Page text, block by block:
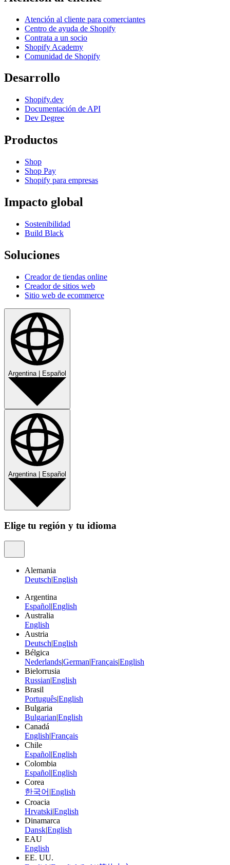
Atención al cliente para comerciantes
Centro de ayuda de Shopify
Contrata a un socio
Shopify Academy
Comunidad de Shopify
Desarrollo
Shopify.dev
Documentación de API
Dev Degree
Productos
Shop
Shop Pay
Shopify para empresas
Impacto global
Sostenibilidad
Build Black
Soluciones
Creador de tiendas online
Creador de sitios web
Sitio web de ecommerce
Argentina Español
Argentina| Español
Elige tu región y tu idioma
Alemania
Deutsch|English
Argentina
Español|English
Australia
English
Austria
Deutsch|English
Bélgica
Nederlands|German|Français|English
Bielorrusia
Russian|English
Brasil
Português|English
Bulgaria
Bulgarian|English
Canadá
English|Français
Chile
Español|English
Colombia
Español|English
Corea
한국어 |English
Croacia
Hrvatski|English
Dinamarca
Dansk|English
EAU
English
EE. UU.